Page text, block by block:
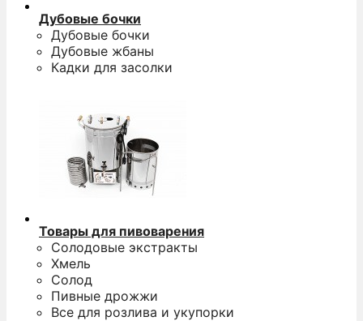
Дубовые бочки
Дубовые бочки
Дубовые жбаны
Кадки для засолки
Товары для пивоварения
Солодовые экстракты
Хмель
Солод
Пивные дрожжи
Все для розлива и укупорки